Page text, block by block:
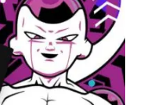
through
$280.00